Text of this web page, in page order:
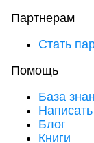
Партнерам
Стать
Помощь
База
Блог
Книги